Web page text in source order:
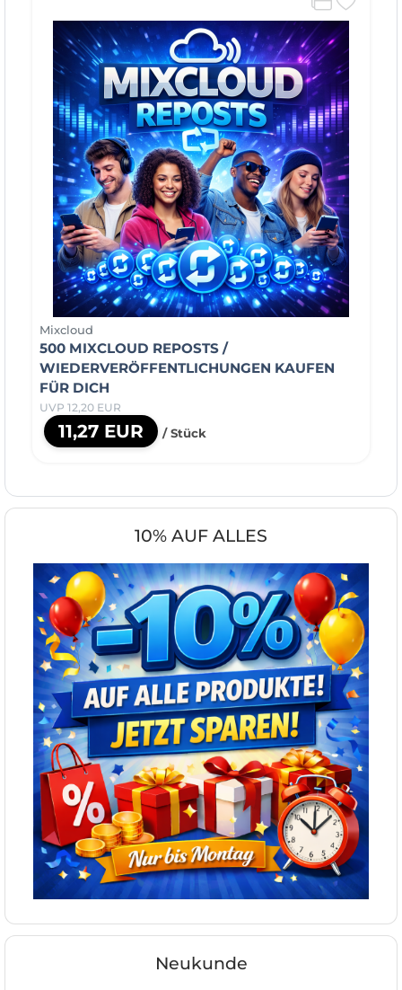
Mixcloud
500 MIXCLOUD REPOSTS /
WIEDERVERÖFFENTLICHUNGEN KAUFEN
FÜR DICH
UVP 12,20 EUR
11,27 EUR / Stück
10% AUF ALLES
Neukunde